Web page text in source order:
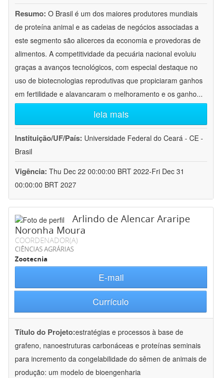
Resumo: O Brasil é um dos maiores produtores mundiais
de proteína animal e as cadeias de negócios associadas a
este segmento são alicerces da economia e provedoras de
alimentos. A competitividade da pecuária nacional evoluiu
graças a avanços tecnológicos, com especial destaque no
uso de biotecnologias reprodutivas que propiciaram ganhos
em fertilidade e alavancaram o melhoramento e os ganho...
leia mais
Instituição/UF/País: Universidade Federal do Ceará - CE -
Brasil
Vigência: Thu Dec 22 00:00:00 BRT 2022-Fri Dec 31
00:00:00 BRT 2027
Arlindo de Alencar Araripe
Noronha Moura
COORDENADOR(A)
CIÊNCIAS AGRÁRIAS
Zootecnia
E-mail
Currículo
Título do Projeto:estratégias e processos à base de
grafeno, nanoestruturas carbonáceas e proteínas seminais
para incremento da congelabilidade do sêmen de animais de
produção: um modelo de bioengenharia